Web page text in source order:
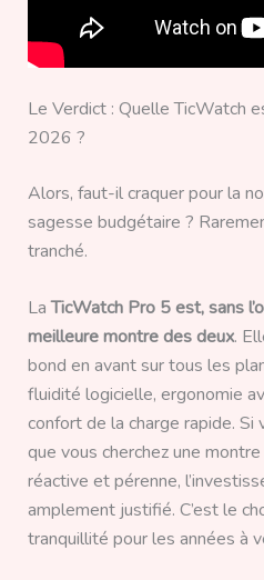
Le Verdict : Quelle TicWatch
2026 ?
Alors, faut-il craquer pour la
sagesse budgétaire ?
tranché.
LaTicWatch Pro 5 est, sans
meilleure montre des deux.
bond en avant sur tous les
fluidité logicielle, ergonomie
confort de la charge rapide.
que vous cherchez une
réactive et pérenne,
amplement justifié. C’est le
tranquillité pour les années à